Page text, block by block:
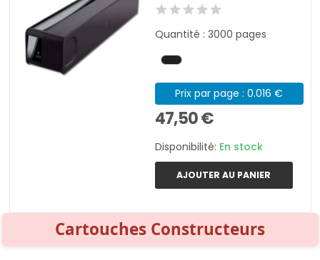
Quantité : 3000 pages
Prix par page : 0.016 €
47,50 €
Disponibilité: En stock
AJOUTER AU PANIER
Cartouches Constructeurs